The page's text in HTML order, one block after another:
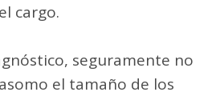
cargo.
seguramente no
el tamaño de los